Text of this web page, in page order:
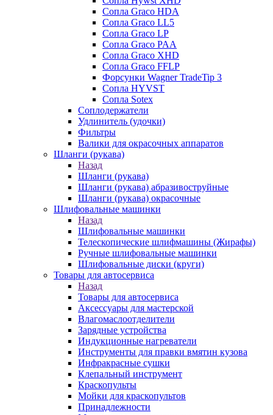
Сопла Graco HDA
Сопла Graco LL5
Сопла Graco LP
Сопла Graco PAA
Сопла Graco XHD
Сопла Graco FFLP
Форсунки Wagner TradeTip 3
Сопла HYVST
Сопла Sotex
Соплодержатели
Удлинитель (удочки)
Фильтры
Валики для окрасочных аппаратов
Шланги (рукава)
Назад
Шланги (рукава)
Шланги (рукава) абразивоструйные
Шланги (рукава) окрасочные
Шлифовальные машинки
Назад
Шлифовальные машинки
Телескопические шлифмашины (Жирафы)
Ручные шлифовальные машинки
Шлифовальные диски (круги)
Товары для автосервиса
Назад
Товары для автосервиса
Аксессуары для мастерской
Влагомаслоотделители
Зарядные устройства
Индукционные нагреватели
Инструменты для правки вмятин кузова
Инфракрасные сушки
Клепальный инструмент
Краскопульты
Мойки для краскопультов
Принадлежности